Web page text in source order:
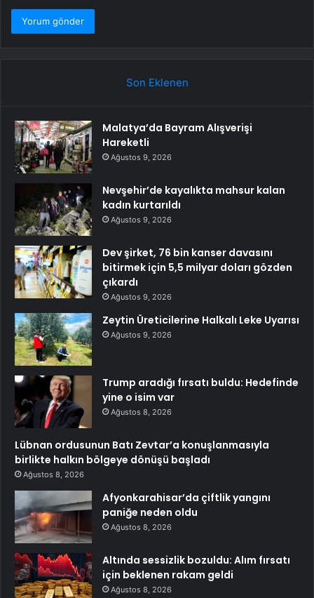
Son Eklenen
Malatya’da Bayram Alışverişi
Hareketli
Ağustos 9, 2026
Nevşehir’de kayalıkta mahsur kalan
kadın kurtarıldı
Ağustos 9, 2026
Dev şirket, 76 bin kanser davasını
bitirmek için 5,5 milyar doları gözden
çıkardı
Ağustos 9, 2026
Zeytin Üreticilerine Halkalı Leke Uyarısı
Ağustos 9, 2026
Trump aradığı fırsatı buldu: Hedefinde
yine o isim var
Ağustos 8, 2026
Lübnan ordusunun Batı Zevtar’a konuşlanmasıyla
birlikte halkın bölgeye dönüşü başladı
Ağustos 8, 2026
Afyonkarahisar’da çiftlik yangını
paniğe neden oldu
Ağustos 8, 2026
Altında sessizlik bozuldu: Alım fırsatı
için beklenen rakam geldi
Ağustos 8, 2026